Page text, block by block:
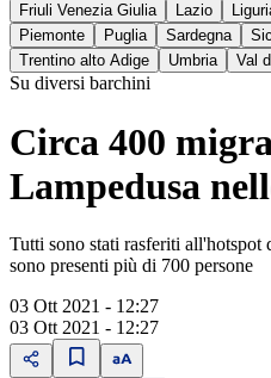
Friuli Venezia Giulia
Lazio
Piemonte
Puglia Sardegna
Trentino alto Adige
Umbria Val
Su diversi barchini
Circa 400
Lampedusa
Tutti sono stati rasferiti all'hotspot
sono presenti più di 700 persone
03 Ott 2021 - 12:27
03 Ott 2021 - 12:27